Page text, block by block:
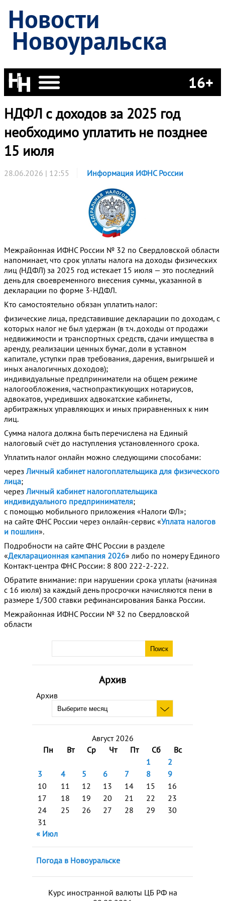
Новости
Новоуральска
16+
Архив
Архив
Август 2026
Пн
Вт Ср Чт Пт Сб
Вс
1
2
3
4 5 6 7 8
9
10
11 12 13 14 15
16
17
18 19 20 21 22
23
24
25 26 27 28 29
30
31
« Июл
Погода в Новоуральске
Курс иностранной валюты ЦБ РФ на
НДФЛ с доходов за 2025 год
необходимо уплатить не позднее
15 июля
28.06.2026 | 12:55 Информация ИФНС России
Межрайонная ИФНС России № 32 по Свердловской области
напоминает, что срок уплаты налога на доходы физических
лиц (НДФЛ) за 2025 год истекает 15 июля — это последний
день для своевременного внесения суммы, указанной в
декларации по форме 3‑НДФЛ.
Кто самостоятельно обязан уплатить налог:
физические лица, представившие декларации по доходам, с
которых налог не был удержан (в т. ч. доходы от продажи
недвижимости и транспортных средств, сдачи имущества в
аренду, реализации ценных бумаг, доли в уставном
капитале, уступки прав требования, дарения, выигрышей и
иных аналогичных доходов);
индивидуальные предприниматели на общем режиме
налогообложения, частнопрактикующих нотариусов,
адвокатов, учредивших адвокатские кабинеты,
арбитражных управляющих и иных приравненных к ним
лиц.
Сумма налога должна быть перечислена на Единый
налоговый счёт до наступления установленного срока.
Уплатить налог онлайн можно следующими способами:
через Личный кабинет налогоплательщика для физического
лица;
через Личный кабинет налогоплательщика
индивидуального предпринимателя;
с помощью мобильного приложения «Налоги ФЛ»;
на сайте ФНС России через онлайн‑сервис «Уплата налогов
и пошлин».
Подробности на сайте ФНС России в разделе
«Декларационная кампания 2026» либо по номеру Единого
Контакт‑центра ФНС России: 8 800 222‑2‑222.
Обратите внимание: при нарушении срока уплаты (начиная
с 16 июля) за каждый день просрочки начисляются пени в
размере 1/300 ставки рефинансирования Банка России.
Межрайонная ИФНС России № 32 по Свердловской
области